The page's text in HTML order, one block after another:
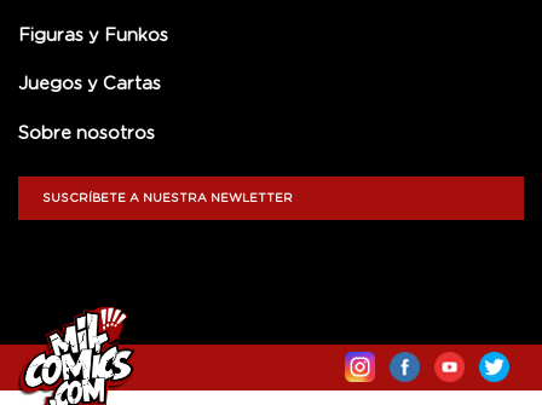
Figuras y Funkos
Juegos y Cartas
Sobre nosotros
SUSCRÍBETE A NUESTRA NEWLETTER